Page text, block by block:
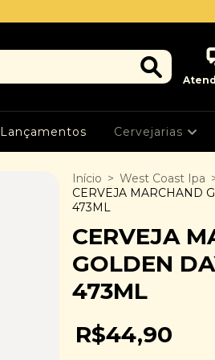
Lançamentos Cervejarias
Início > West Coast Ipa
CERVEJA MARCHAND
473ML
CERVEJA
GOLDEN
473ML
R$44,90